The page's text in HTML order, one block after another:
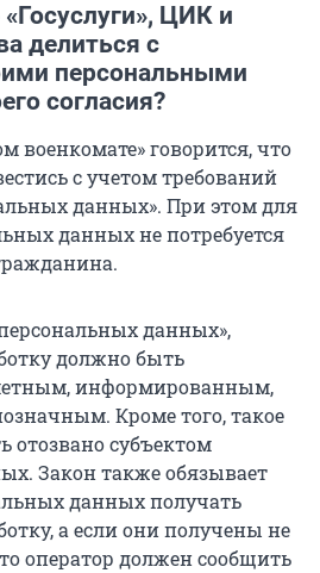
ЦИК и
делиться с
персональными
согласия?
военкомате» говорится, что
с учетом требований
данных». При этом для
данных не потребуется
данных»,
должно быть
информированным,
Кроме того, такое
отозвано субъектом
Закон также обязывает
данных получать
а если они получены не
оператор должен сообщить